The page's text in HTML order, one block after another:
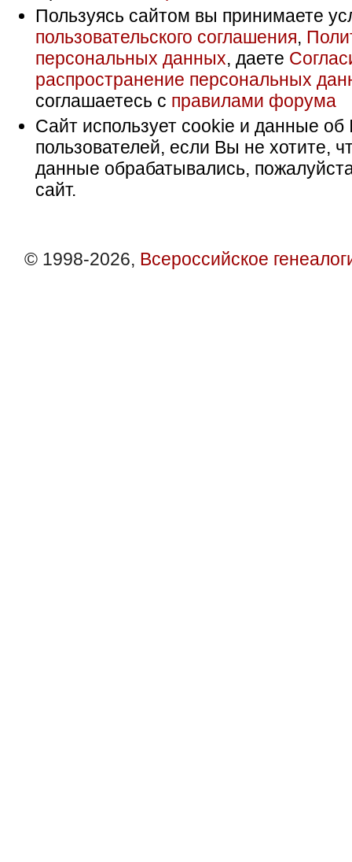
Пользуясь сайтом вы принимаете
пользовательского соглашения,
персональных данных, даете
распространение персональных
соглашаетесь с правилами форума
Сайт использует cookie и данные об
пользователей, если Вы не хотите,
данные обрабатывались,
сайт.
© 1998-2026, Всероссийское